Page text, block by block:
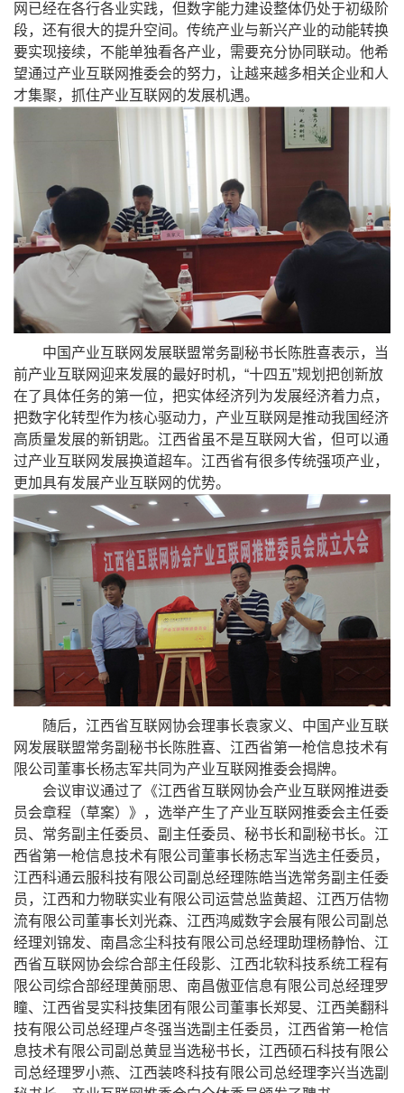
网已经在各行各业实践，但数字能力建设整体仍处于初级阶
段，还有很大的提升空间。传统产业与新兴产业的动能转换
要实现接续，不能单独看各产业，需要充分协同联动。他希
望通过产业互联网推委会的努力，让越来越多相关企业和人
才集聚，抓住产业互联网的发展机遇。
中国产业互联网发展联盟常务副秘书长陈胜喜表示，当
前产业互联网迎来发展的最好时机，“十四五”规划把创新放
在了具体任务的第一位，把实体经济列为发展经济着力点，
把数字化转型作为核心驱动力，产业互联网是推动我国经济
高质量发展的新钥匙。江西省虽不是互联网大省，但可以通
过产业互联网发展换道超车。江西省有很多传统强项产业，
更加具有发展产业互联网的优势。
随后，江西省互联网协会理事长袁家义、中国产业互联
网发展联盟常务副秘书长陈胜喜、江西省第一枪信息技术有
限公司董事长杨志军共同为产业互联网推委会揭牌。
会议审议通过了《江西省互联网协会产业互联网推进委
员会章程（草案）》，选举产生了产业互联网推委会主任委
员、常务副主任委员、副主任委员、秘书长和副秘书长。江
西省第一枪信息技术有限公司董事长杨志军当选主任委员，
江西科通云服科技有限公司副总经理陈皓当选常务副主任委
员，江西和力物联实业有限公司运营总监黄超、江西万佶物
流有限公司董事长刘光森、江西鸿威数字会展有限公司副总
经理刘锦发、南昌念尘科技有限公司总经理助理杨静怡、江
西省互联网协会综合部主任段影、江西北软科技系统工程有
限公司综合部经理黄丽思、南昌傲亚信息有限公司总经理罗
瞳、江西省旻实科技集团有限公司董事长郑旻、江西美翻科
技有限公司总经理卢冬强当选副主任委员，江西省第一枪信
息技术有限公司副总黄显当选秘书长，江西硕石科技有限公
司总经理罗小燕、江西装咚科技有限公司总经理李兴当选副